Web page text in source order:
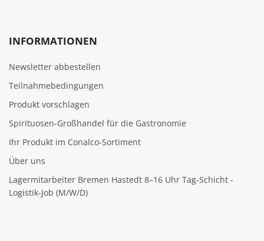
INFORMATIONEN
Newsletter abbestellen
Teilnahmebedingungen
Produkt vorschlagen
Spirituosen-Großhandel für die Gastronomie
Ihr Produkt im Conalco-Sortiment
Über uns
Lagermitarbeiter Bremen Hastedt 8–16 Uhr Tag-Schicht -
Logistik-Job (M/W/D)